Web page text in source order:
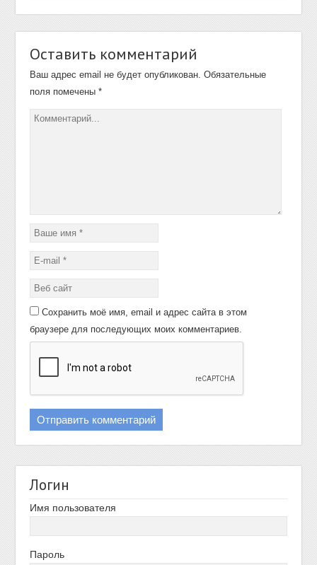
Оставить комментарий
Ваш адрес email не будет опубликован. Обязательные
поля помечены*
Сохранить моё имя, email и адрес сайта в этом
браузере для последующих моих комментариев.
Логин
Имя пользователя
Пароль